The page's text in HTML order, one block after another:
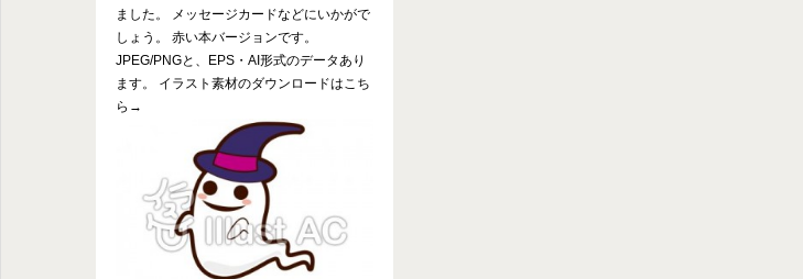
ました。 メッセージカードなどにいかがで
しょう。 赤い本バージョンです。
JPEG/PNGと、EPS・AI形式のデータあり
ます。 イラスト素材のダウンロードはこち
ら→